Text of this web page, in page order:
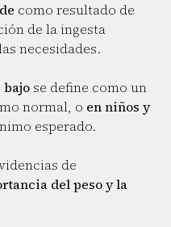
como resultado de
de la ingesta
necesidades.
se define como un
normal, o en niños y
esperado.
de
del peso y la